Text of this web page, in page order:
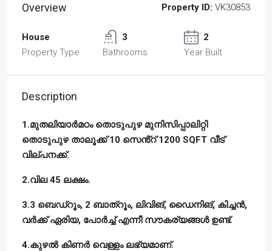
Overview Property ID: VK30853
House
Property Type
3
Bathrooms
2
Year Built
Description
1.മുതലിയാർമഠം തൊടുപുഴ മുനിസിപ്പാലിറ്റി
തൊടുപുഴ താലൂക്ക് 10 സെൻ്റ് 1200 SQFT വീട്
വില്പനക്ക്.
2.വില 45 ലക്ഷം.
3.3 ബെഡ്റൂം, 2 ബാത്റൂം, ലിവിങ്, ഡൈനിങ്, കിച്ചൻ,
വർക്ക് ഏരിയ, പോർച്ച് എന്നീ സൗകര്യങ്ങൾ ഉണ്ട്.
4.കുഴൽ കിണർ വെള്ളം ലഭ്യമാണ്.